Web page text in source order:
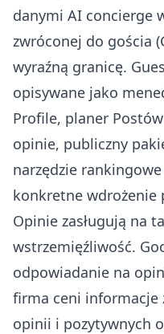
danymi AI concierge
zwróconej do gościa (
wyraźną granicę.
opisywane jako
Profile, planer
opinie, publiczny
narzędzie
konkretne wdrożenie
Opinie zasługują na
wstrzemięźliwość.
odpowiadanie na
firma ceni informacje
opinii i pozytywnych